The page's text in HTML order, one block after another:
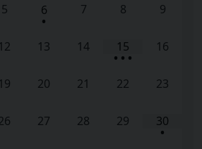
5 6
•
7 8 9
12 13 14 15
• • •
16
19 20 21 22 23
27 28 29 30
•